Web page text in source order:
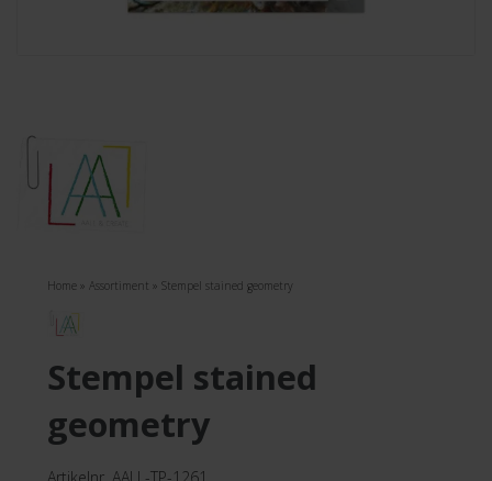
Home » Assortiment » Stempel stained geometry
stempel stained
geometry